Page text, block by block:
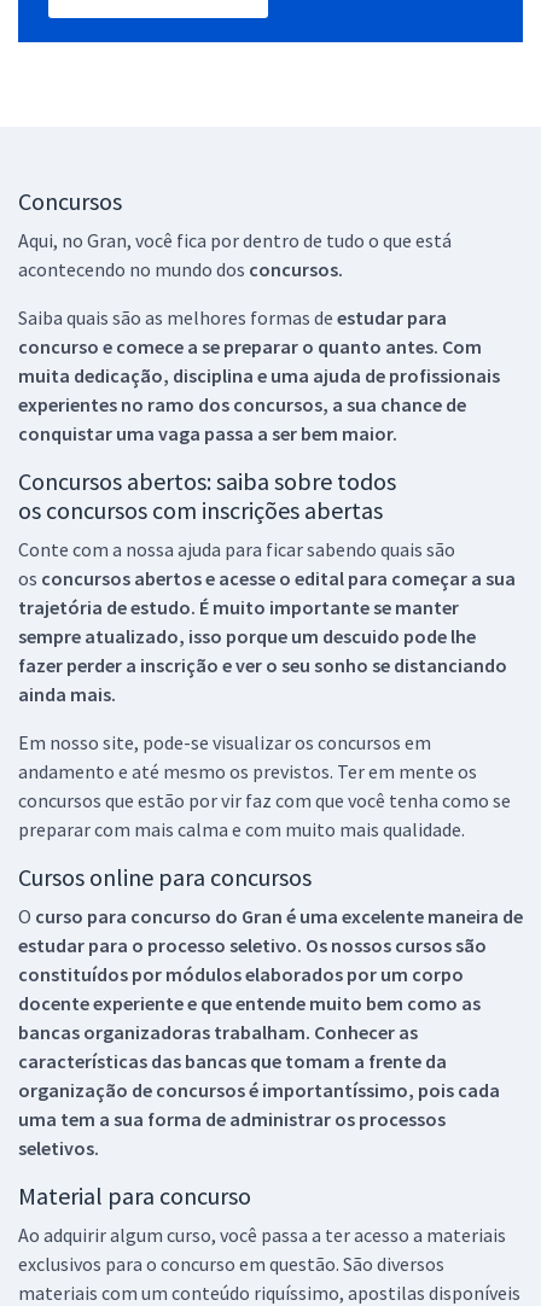
Concursos
Aqui, no Gran, você fica por dentro de tudo o que está
acontecendo no mundo dos concursos.
Saiba quais são as melhores formas de estudar para
concurso e comece a se preparar o quanto antes. Com
muita dedicação, disciplina e uma ajuda de profissionais
experientes no ramo dos concursos, a sua chance de
conquistar uma vaga passa a ser bem maior.
Concursos abertos: saiba sobre todos
os concursos com inscrições abertas
Conte com a nossa ajuda para ficar sabendo quais são
os concursos abertos e acesse o edital para começar a sua
trajetória de estudo. É muito importante se manter
sempre atualizado, isso porque um descuido pode lhe
fazer perder a inscrição e ver o seu sonho se distanciando
ainda mais.
Em nosso site, pode-se visualizar os concursos em
andamento e até mesmo os previstos. Ter em mente os
concursos que estão por vir faz com que você tenha como se
preparar com mais calma e com muito mais qualidade.
Cursos online para concursos
O curso para concurso do Gran é uma excelente maneira de
estudar para o processo seletivo. Os nossos cursos são
constituídos por módulos elaborados por um corpo
docente experiente e que entende muito bem como as
bancas organizadoras trabalham. Conhecer as
características das bancas que tomam a frente da
organização de concursos é importantíssimo, pois cada
uma tem a sua forma de administrar os processos
seletivos.
Material para concurso
Ao adquirir algum curso, você passa a ter acesso a materiais
exclusivos para o concurso em questão. São diversos
materiais com um conteúdo riquíssimo, apostilas disponíveis